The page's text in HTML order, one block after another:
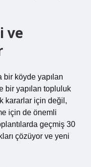
ve
bir köyde yapılan
bir yapılan topluluk
kararlar için değil,
için de önemli
geçmiş 30
çözüyor ve yeni